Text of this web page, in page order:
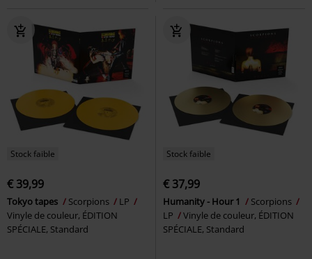
Stock faible
€ 39,99
Tokyo tapes Scorpions
LP
Vinyle de couleur, ÉDITION
SPÉCIALE, Standard
Stock faible
€ 37,99
Humanity - Hour 1
Scorpions
LP
Vinyle de couleur, ÉDITION
SPÉCIALE, Standard